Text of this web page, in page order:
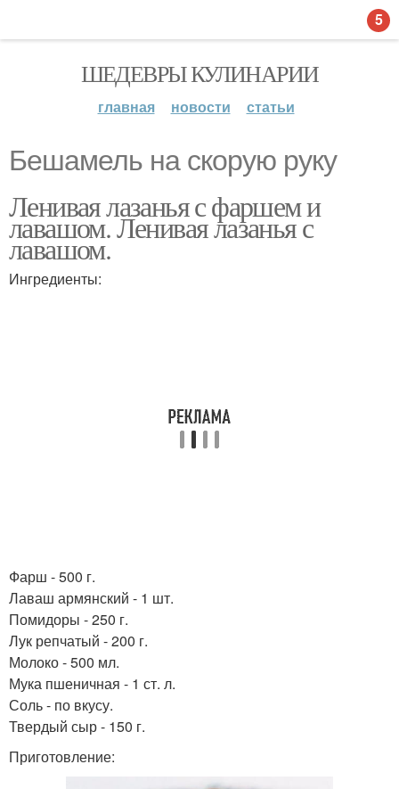
ШЕДЕВРЫ КУЛИНАРИИ
главная новости статьи
Бешамель на скорую руку
Ленивая лазанья с фаршем и
лавашом. Ленивая лазанья с
лавашом.
Ингредиенты:
Фарш - 500 г.
Лаваш армянский - 1 шт.
Помидоры - 250 г.
Лук репчатый - 200 г.
Молоко - 500 мл.
Мука пшеничная - 1 ст. л.
Соль - по вкусу.
Твердый сыр - 150 г.
Приготовление:
5